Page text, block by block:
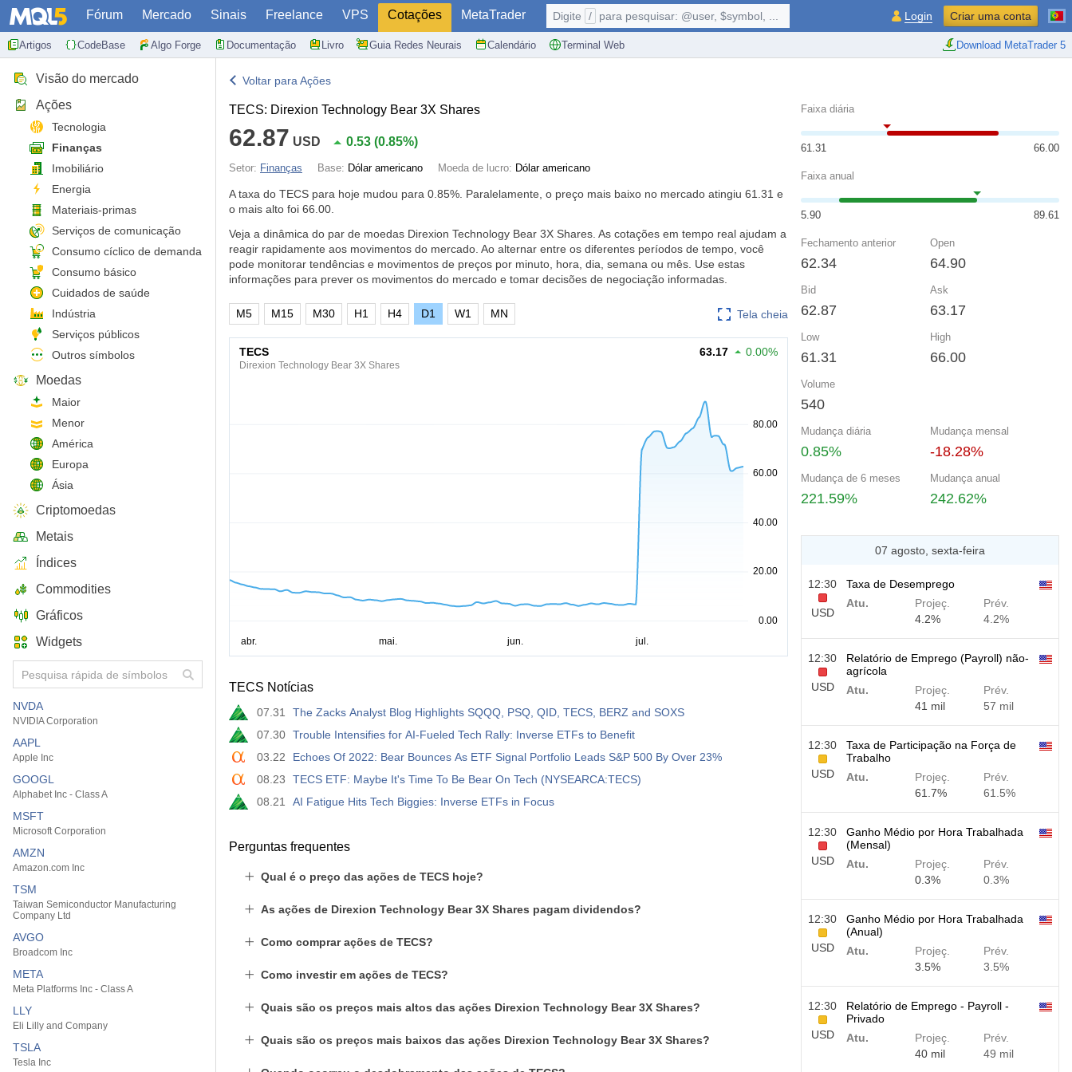
Fórum Mercado Sinais Freelance VPS Cotações MetaTrader
Artigos CodeBase Algo Forge Documentação Livro Guia Redes Neurais Calendário Terminal Web Download MetaTrader 5
Digite / para pesquisar: @user, $symbol, ... Login Criar uma conta
Visão do mercado
Ações
Tecnologia
Finanças
Imobiliário
Energia
Materiais-primas
Serviços de comunicação
Consumo cíclico de demanda
Consumo básico
Cuidados de saúde
Indústria
Serviços públicos
Outros símbolos
Moedas
Maior
Menor
América
Europa
Ásia
Criptomoedas
Metais
Índices
Commodities
Gráficos
Widgets
NVDA
NVIDIA Corporation
AAPL
Apple Inc
GOOGL
Alphabet Inc - Class A
MSFT
Microsoft Corporation
AMZN
Amazon.com Inc
TSM
Taiwan Semiconductor Manufacturing
Company Ltd
AVGO
Broadcom Inc
META
Meta Platforms Inc - Class A
LLY
Eli Lilly and Company
TSLA
Tesla Inc
Voltar para Ações
TECS: Direxion Technology Bear 3X Shares
62.87 USD 0.53 (0.85%)
Setor: Finanças Base: Dólar americano Moeda de lucro: Dólar americano
A taxa do TECS para hoje mudou para 0.85% . Paralelamente, o preço mais baixo no mercado atingiu 61.31 e
o mais alto foi 66.00.
Veja a dinâmica do par de moedas Direxion Technology Bear 3X Shares. As cotações em tempo real ajudam a
reagir rapidamente aos movimentos do mercado. Ao alternar entre os diferentes períodos de tempo, você
pode monitorar tendências e movimentos de preços por minuto, hora, dia, semana ou mês. Use estas
informações para prever os movimentos do mercado e tomar decisões de negociação informadas.
Tela cheia
M5 M15 M30 H1 H4 D1 W1 MN
TECS
Direxion Technology Bear 3X Shares
63.17 0.00%
TECS Notícias
07.31
The Zacks Analyst Blog Highlights SQQQ, PSQ, QID, TECS, BERZ and SOXS
07.30 Trouble Intensifies for AI-Fueled Tech Rally: Inverse ETFs to Benefit
03.22
Echoes Of 2022: Bear Bounces As ETF Signal Portfolio Leads S&P 500 By Over 23%
08.23
TECS ETF: Maybe It's Time To Be Bear On Tech (NYSEARCA:TECS)
08.21
AI Fatigue Hits Tech Biggies: Inverse ETFs in Focus
Perguntas frequentes
Qual é o preço das ações de TECS hoje?
As ações de Direxion Technology Bear 3X Shares pagam dividendos?
Como comprar ações de TECS?
Como investir em ações de TECS?
Quais são os preços mais altos das ações Direxion Technology Bear 3X Shares?
Quais são os preços mais baixos das ações Direxion Technology Bear 3X Shares?
Faixa diária
61.31 66.00
Faixa anual
5.90 89.61
Fechamento anterior
62.34
Open
64.90
Bid
62.87
Ask
63.17
Low
61.31
High
66.00
Volume
540
Mudança diária
0.85%
Mudança mensal
-18.28%
Mudança de 6 meses
221.59%
Mudança anual
242.62%
07 agosto, sexta-feira
12:30
USD
Taxa de Desemprego
Atu.
Projeç.
4.2%
Prév.
4.2%
12:30
USD
Relatório de Emprego (Payroll) não-
agrícola
Atu.
Projeç.
41 mil
Prév.
57 mil
12:30
USD
Taxa de Participação na Força de
Trabalho
Atu.
Projeç.
61.7%
Prév.
61.5%
12:30
USD
Ganho Médio por Hora Trabalhada
(Mensal)
Atu.
Projeç.
0.3%
Prév.
0.3%
12:30
USD
Ganho Médio por Hora Trabalhada
(Anual)
Atu.
Projeç.
3.5%
Prév.
3.5%
12:30
USD
Relatório de Emprego - Payroll -
Privado
Atu.
Projeç.
40 mil
Prév.
49 mil